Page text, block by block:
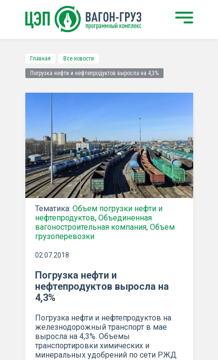
Главная Все новости
Погрузка нефти и нефтепродуктов выросла на 4,3%
Тематика: Объем погрузки нефти и
нефтепродуктов, Объединенная
вагоностроительная компания, Объем
грузоперевозки
02.07.2018
Погрузка нефти и
нефтепродуктов выросла на
4,3%
Погрузка нефти и нефтепродуктов на
железнодорожный транспорт в мае
выросла на 4,3%. Объемы
транспортировки химических и
минеральных удобрений по сети РЖД